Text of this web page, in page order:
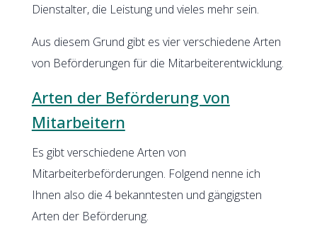
Dienstalter, die Leistung und vieles mehr sein.
Aus diesem Grund gibt es vier verschiedene Arten
von Beförderungen für die Mitarbeiterentwicklung.
Arten der Beförderung von
Mitarbeitern
Es gibt verschiedene Arten von
Mitarbeiterbeförderungen. Folgend nenne ich
Ihnen also die 4 bekanntesten und gängigsten
Arten der Beförderung.